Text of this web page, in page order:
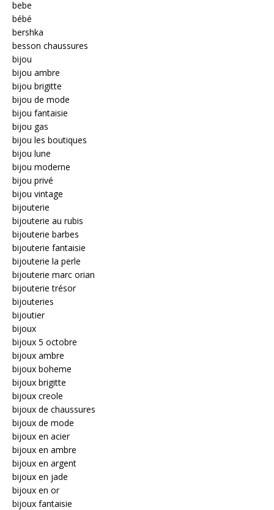
bebe
bébé
bershka
besson chaussures
bijou
bijou ambre
bijou brigitte
bijou de mode
bijou fantaisie
bijou gas
bijou les boutiques
bijou lune
bijou moderne
bijou privé
bijou vintage
bijouterie
bijouterie au rubis
bijouterie barbes
bijouterie fantaisie
bijouterie la perle
bijouterie marc orian
bijouterie trésor
bijouteries
bijoutier
bijoux
bijoux 5 octobre
bijoux ambre
bijoux boheme
bijoux brigitte
bijoux creole
bijoux de chaussures
bijoux de mode
bijoux en acier
bijoux en ambre
bijoux en argent
bijoux en jade
bijoux en or
bijoux fantaisie